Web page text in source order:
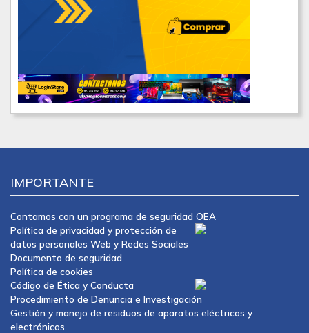
IMPORTANTE
Contamos con un programa de seguridad OEA
Política de privacidad y protección de
datos personales Web y Redes Sociales
Documento de seguridad
Política de cookies
Código de Ética y Conducta
Procedimiento de Denuncia e Investigación
Gestión y manejo de residuos de aparatos eléctricos y
electrónicos